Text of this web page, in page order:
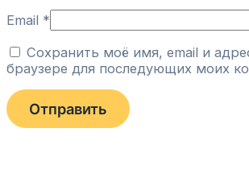
Email *
Сохранить моё имя, email и
браузере для последующих моих